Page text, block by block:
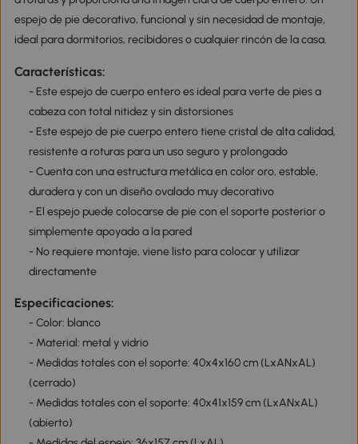
espejo de pie decorativo, funcional y sin necesidad de montaje,
ideal para dormitorios, recibidores o cualquier rincón de la casa.
Características:
- Este espejo de cuerpo entero es ideal para verte de pies a
cabeza con total nitidez y sin distorsiones
- Este espejo de pie cuerpo entero tiene cristal de alta calidad,
resistente a roturas para un uso seguro y prolongado
- Cuenta con una estructura metálica en color oro, estable,
duradera y con un diseño ovalado muy decorativo
- El espejo puede colocarse de pie con el soporte posterior o
simplemente apoyado a la pared
- No requiere montaje, viene listo para colocar y utilizar
directamente
Especificaciones:
- Color: blanco
- Material: metal y vidrio
- Medidas totales con el soporte: 40x4x160 cm (LxANxAL)
(cerrado)
- Medidas totales con el soporte: 40x41x159 cm (LxANxAL)
(abierto)